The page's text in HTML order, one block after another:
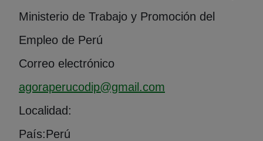
Ministerio de Trabajo y Promoción del
Empleo de Perú
Correo electrónico
agoraperucodip@gmail.com
Localidad:
País:Perú